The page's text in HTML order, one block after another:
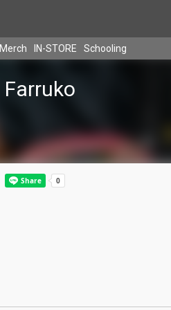
Merch IN-STORE Schooling
Farruko